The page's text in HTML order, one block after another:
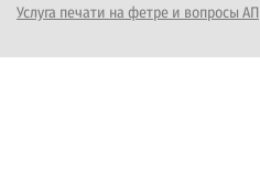
Услуга печати на фетре и вопросы АП